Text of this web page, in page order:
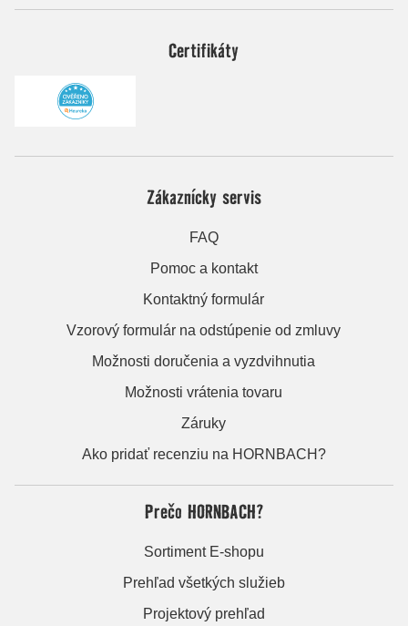
Certifikáty
Zákaznícky servis
FAQ
Pomoc a kontakt
Kontaktný formulár
Vzorový formulár na odstúpenie od zmluvy
Možnosti doručenia a vyzdvihnutia
Možnosti vrátenia tovaru
Záruky
Ako pridať recenziu na HORNBACH?
Prečo HORNBACH?
Sortiment E-shopu
Prehľad všetkých služieb
Projektový prehľad